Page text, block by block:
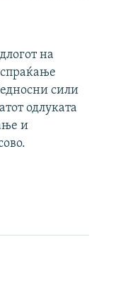
на
сили
одлуката
и